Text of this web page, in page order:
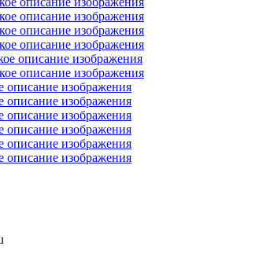
описание изображения
описание изображения
описание изображения
описание изображения
описание изображения
описание изображения
описание изображения
описание изображения
описание изображения
описание изображения
описание изображения